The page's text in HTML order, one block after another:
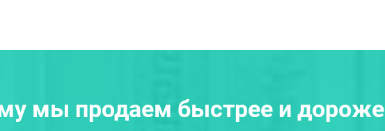
мы продаем быстрее и дороже